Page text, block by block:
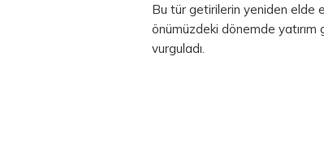
Bu tür getirilerin yeniden elde
önümüzdeki dönemde yatırım
vurguladı.